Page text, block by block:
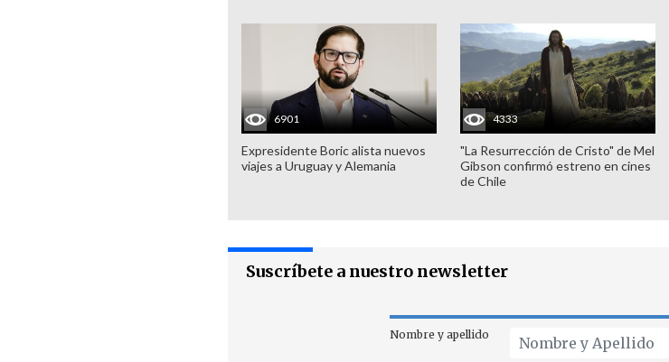
6901
Expresidente Boric alista nuevos
viajes a Uruguay y Alemania
4333
"La Resurrección de Cristo" de Mel
Gibson confirmó estreno en cines
de Chile
Suscríbete a nuestro newsletter
Nombre y apellido